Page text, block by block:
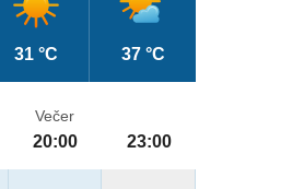
31 °C 37 °C
Večer
20:00 23:00